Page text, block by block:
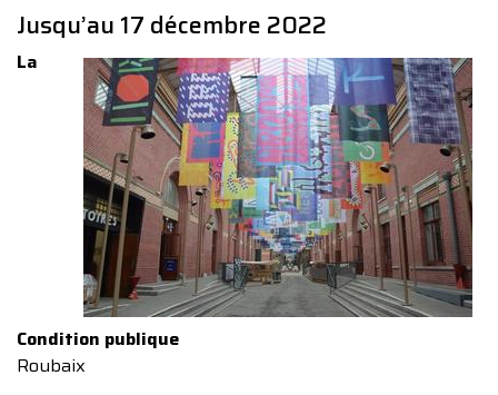
Jusqu’au 17 décembre 2022
La
Condition publique
Roubaix